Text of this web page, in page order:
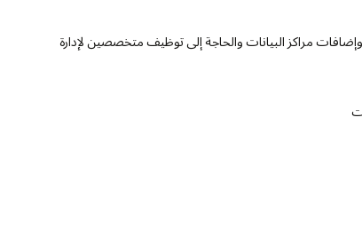
وإضافات مراكز البيانات والحاجة إلى توظيف متخصصين لإدارة